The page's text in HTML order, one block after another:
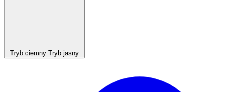
Tryb ciemny Tryb jasny